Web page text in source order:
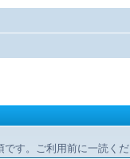
です。ご利用前に一読く